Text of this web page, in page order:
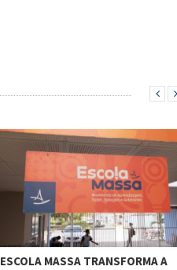
ESCOLA MASSA TRANSFORMA A